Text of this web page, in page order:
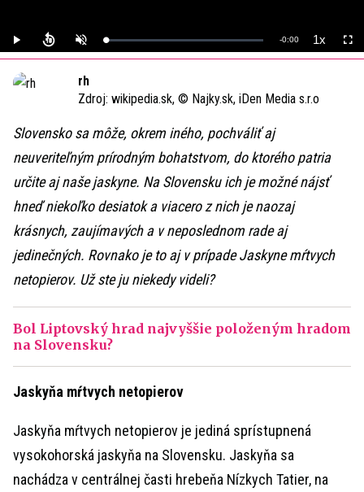
Play UnmuteLoaded:
0%
Remaining
-0:00 1xPlayback
Rate
rh
Zdroj: wikipedia.sk, © Najky.sk, iDen Media s.r.o
Slovensko sa môže, okrem iného, pochváliť aj
neuveriteľným prírodným bohatstvom, do ktorého patria
určite aj naše jaskyne. Na Slovensku ich je možné nájsť
hneď niekoľko desiatok a viacero z nich je naozaj
krásnych, zaujímavých a v neposlednom rade aj
jedinečných. Rovnako je to aj v prípade Jaskyne mŕtvych
netopierov. Už ste ju niekedy videli?
Bol Liptovský hrad najvyššie položeným hradom
na Slovensku?
Jaskyňa mŕtvych netopierov
Jaskyňa mŕtvych netopierov je jediná sprístupnená
vysokohorská jaskyňa na Slovensku. Jaskyňa sa
nachádza v centrálnej časti hrebeňa Nízkych Tatier, na